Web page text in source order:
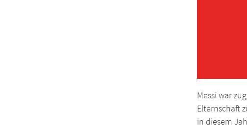
Messi war
Elternschaft
in diesem